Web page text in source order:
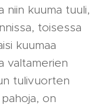
niin kuuma tuuli,
toisessa
kuumaa
valtamerien
tulivuorten
on